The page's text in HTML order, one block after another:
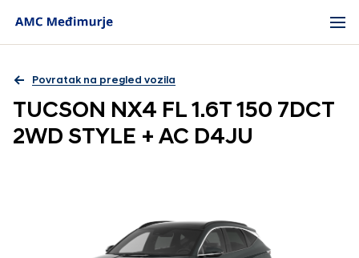
Povratak na pregled vozila
TUCSON NX4 FL 1.6T 150 7DCT
2WD STYLE + AC D4JU